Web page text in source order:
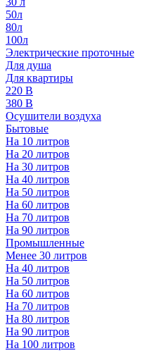
50л
80л
100л
Электрические проточные
Для душа
Для квартиры
220 В
380 В
Осушители воздуха
Бытовые
На 10 литров
На 20 литров
На 30 литров
На 40 литров
На 50 литров
На 60 литров
На 70 литров
На 90 литров
Промышленные
Менее 30 литров
На 40 литров
На 50 литров
На 60 литров
На 70 литров
На 80 литров
На 90 литров
На 100 литров